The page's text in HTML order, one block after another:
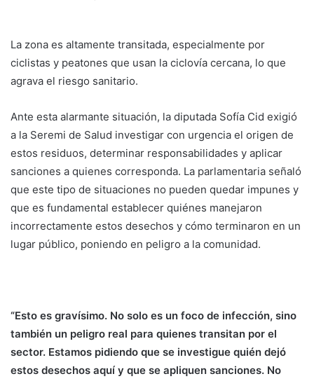
La zona es altamente transitada, especialmente por
ciclistas y peatones que usan la ciclovía cercana, lo que
agrava el riesgo sanitario.
Ante esta alarmante situación, la diputada Sofía Cid exigió
a la Seremi de Salud investigar con urgencia el origen de
estos residuos, determinar responsabilidades y aplicar
sanciones a quienes corresponda. La parlamentaria señaló
que este tipo de situaciones no pueden quedar impunes y
que es fundamental establecer quiénes manejaron
incorrectamente estos desechos y cómo terminaron en un
lugar público, poniendo en peligro a la comunidad.
“Esto es gravísimo. No solo es un foco de infección, sino
también un peligro real para quienes transitan por el
sector. Estamos pidiendo que se investigue quién dejó
estos desechos aquí y que se apliquen sanciones. No